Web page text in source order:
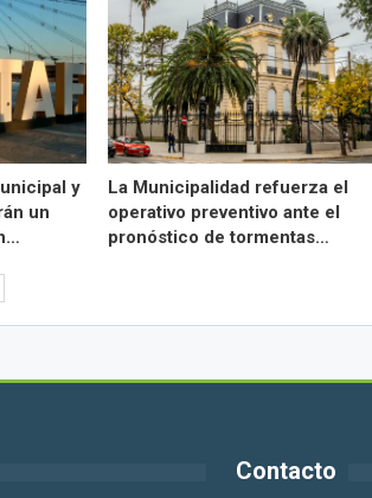
y
un
La Municipalidad refuerza el
operativo preventivo ante el
pronóstico de tormentas…
Contacto